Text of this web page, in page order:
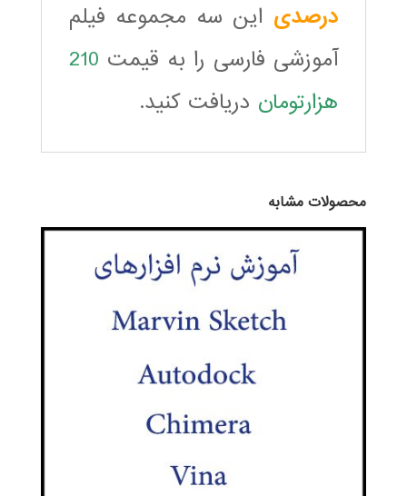
درصدی این سه مجموعه فیلم
آموزشی فارسی را به قیمت 210
هزارتومان دریافت کنید.
محصولات مشابه